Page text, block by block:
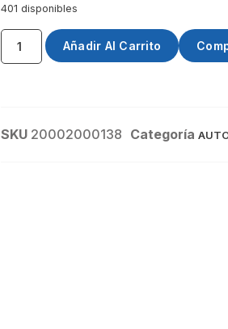
401 disponibles
Añadir Al Carrito
SKU 20002000138 Categoría